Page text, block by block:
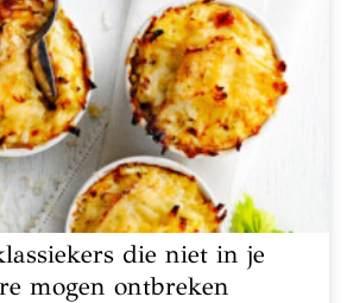
die niet in je
mogen ontbreken